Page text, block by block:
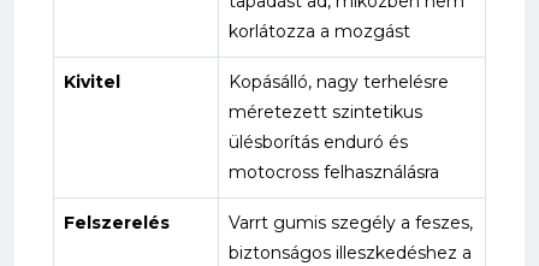
korlátozza a mozgást
Kivitel
Kopásálló, nagy terhelésre
méretezett szintetikus
ülésborítás enduró és
motocross felhasználásra
Felszerelés
Varrt gumis szegély a feszes,
biztonságos illeszkedéshez a